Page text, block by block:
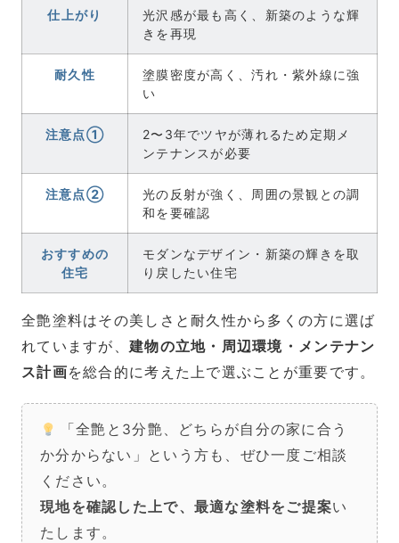
仕上がり
光沢感が最も高く、新築のような輝
きを再現
耐久性
塗膜密度が高く、汚れ・紫外線に強
い
注意点①
2〜3年でツヤが薄れるため定期メ
ンテナンスが必要
注意点②
光の反射が強く、周囲の景観との調
和を要確認
おすすめの
住宅
モダンなデザイン・新築の輝きを取
り戻したい住宅
全艶塗料はその美しさと耐久性から多くの方に選ば
れていますが、 建物の立地・周辺環境・メンテナン
ス計画を総合的に考えた上で選ぶことが重要です。
「全艶と3分艶、どちらが自分の家に合う
か分からない」という方も、ぜひ一度ご相談
ください。
現地を確認した上で、最適な塗料をご提案い
たします。